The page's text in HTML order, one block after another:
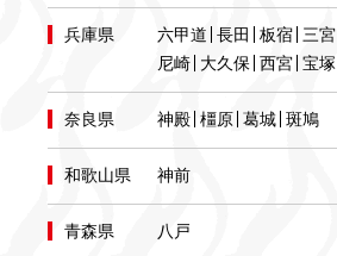
兵庫県 六甲道 長田 板宿 三宮
尼崎 大久保 西宮 宝塚
奈良県 神殿 橿原 葛城 斑鳩
和歌山県 神前
青森県 八戸